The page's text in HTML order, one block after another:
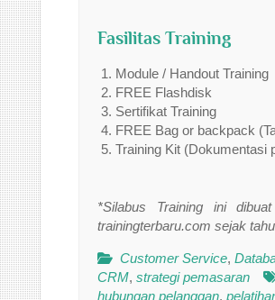
Fasilitas Training
Module / Handout Training
FREE Flashdisk
Sertifikat Training
FREE Bag or backpack
Training Kit (Dokumentasi
*Silabus Training ini
trainingterbaru.com sejak
Customer Service,
CRM, strategi pemasaran
hubungan pelanggan,